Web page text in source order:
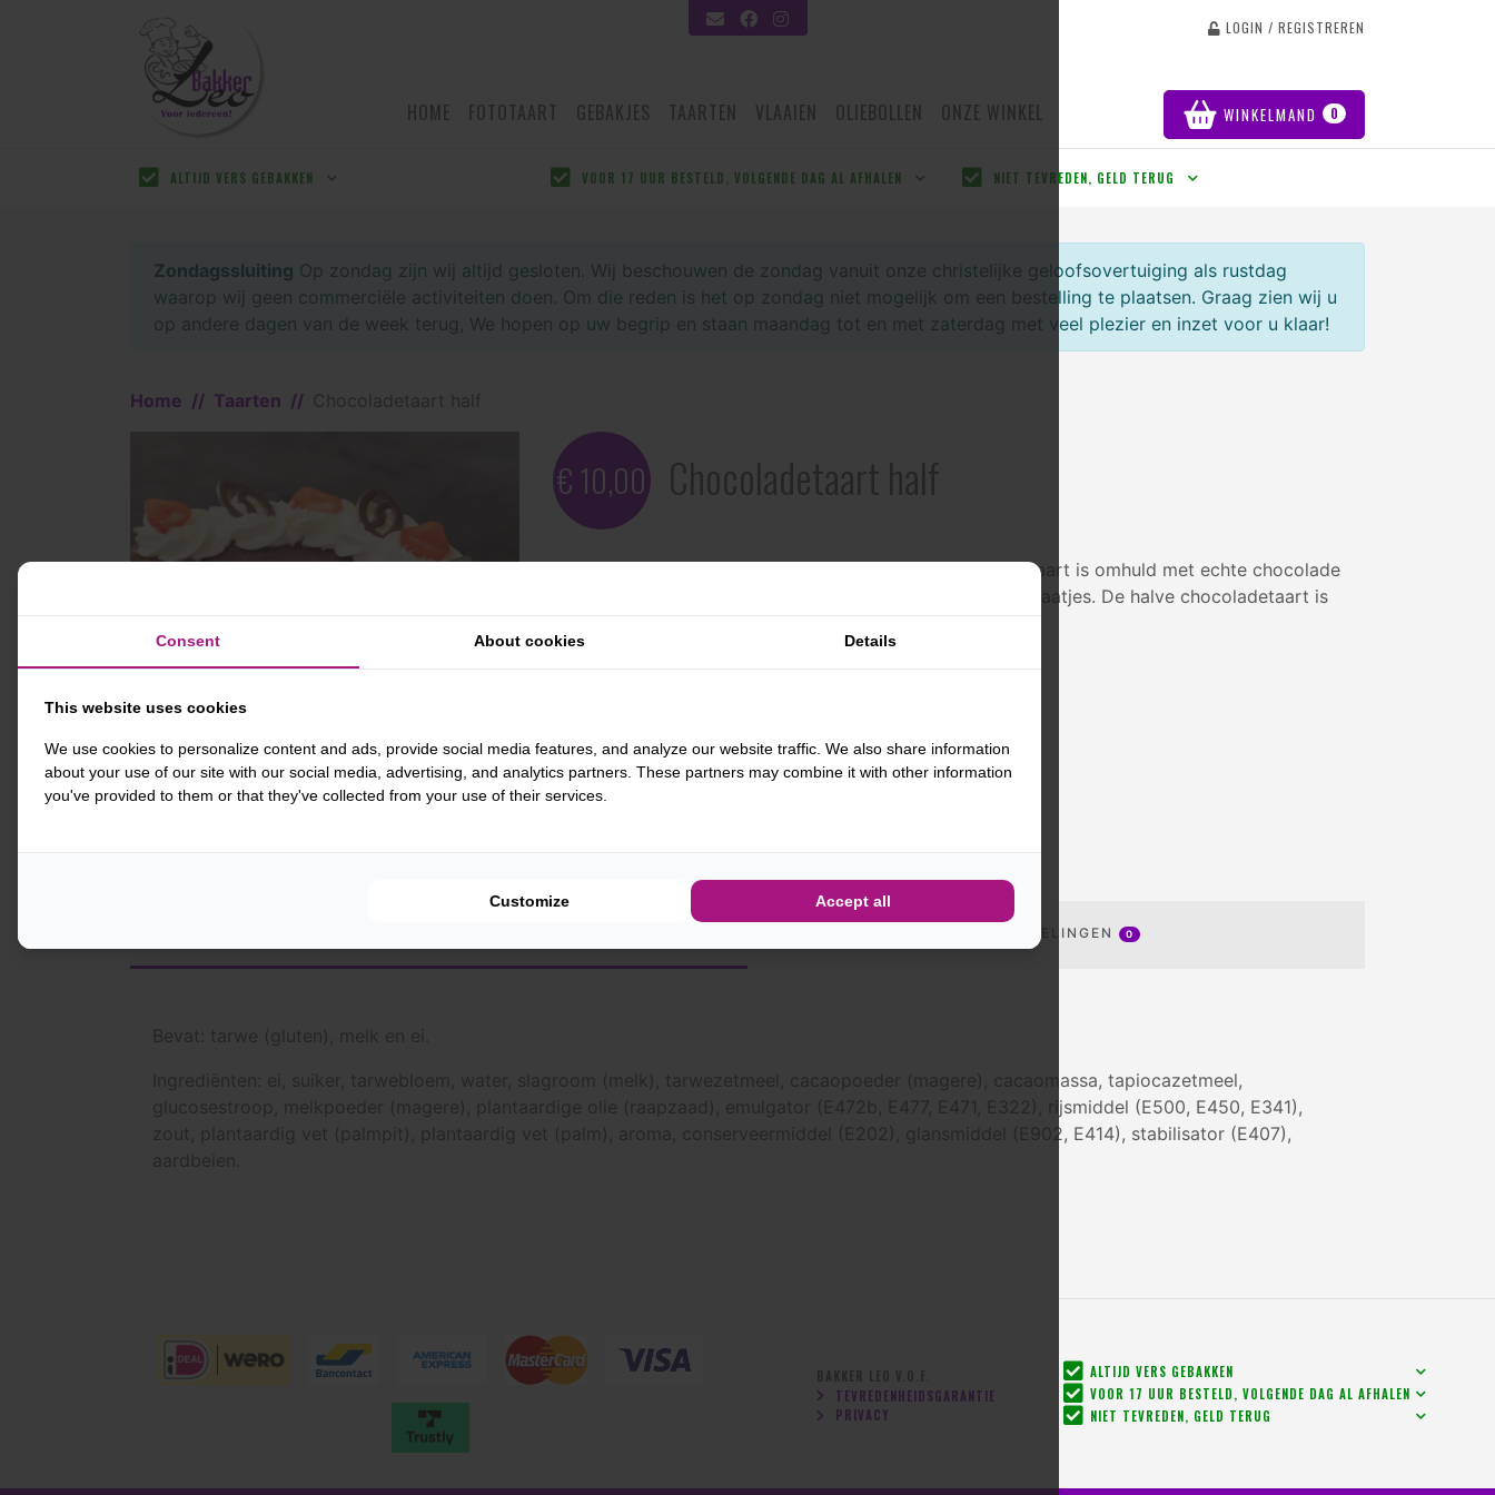
HOME FOTOTAART GEBAKJES TAARTEN VLAAIEN OLIEBOLLEN ONZE WINKEL
LOGIN / REGISTREREN
WINKELMAND 0
ALTIJD VERS GEBAKKEN VOOR 17 UUR BESTELD, VOLGENDE DAG AL AFHALEN NIET TEVREDEN, GELD TERUG
Zondagssluiting Op zondag zijn wij altijd gesloten. Wij beschouwen de zondag vanuit onze christelijke geloofsovertuiging als rustdag
waarop wij geen commerciële activiteiten doen. Om die reden is het op zondag niet mogelijk om een bestelling te plaatsen. Graag zien wij u
op andere dagen van de week terug, We hopen op uw begrip en staan maandag tot en met zaterdag met veel plezier en inzet voor u klaar!
Home Taarten
€ 10,00
Luchtige chocoladecake gevult met verse slagroom. De taart is omhuld met echte chocolade
en gedecoreerd met slagroom, verse aardbeien en chocolaatjes. De halve chocoladetaart is
geschikt voor 6 personen.
BEOORDELINGEN 0
Ingrediënten: ei, suiker, tarwebloem, water, slagroom (melk), tarwezetmeel, cacaopoeder (magere), cacaomassa, tapiocazetmeel,
glucosestroop, melkpoeder (magere), plantaardige olie (raapzaad), emulgator (E472b, E477, E471, E322), rijsmiddel (E500, E450, E341),
zout, plantaardig vet (palmpit), plantaardig vet (palm), aroma, conserveermiddel (E202), glansmiddel (E902, E414), stabilisator (E407),
TEVREDENHEIDSGARANTIE
PRIVACY
ALTIJD VERS GEBAKKEN
VOOR 17 UUR BESTELD, VOLGENDE DAG AL AFHALEN
NIET TEVREDEN, GELD TERUG
Consent About cookies Details
This website uses cookies
We use cookies to personalize content and ads, provide social media features, and analyze our website traffic. We also share information
about your use of our site with our social media, advertising, and analytics partners. These partners may combine it with other information
you've provided to them or that they've collected from your use of their services.
Customize Accept all